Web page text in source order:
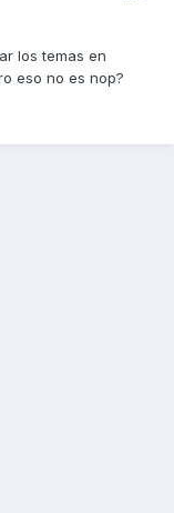
los temas en
eso no es nop?